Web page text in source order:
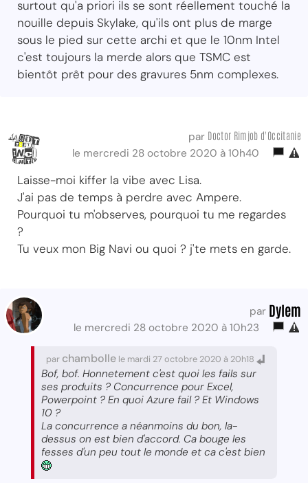
surtout qu'a priori ils se sont réellement touché la
nouille depuis Skylake, qu'ils ont plus de marge
sous le pied sur cette archi et que le 10nm Intel
c'est toujours la merde alors que TSMC est
bientôt prêt pour des gravures 5nm complexes.
par Doctor Rimjob d'Occitanie
le mercredi 28 octobre 2020 à 10h40
Laisse-moi kiffer la vibe avec Lisa.
J'ai pas de temps à perdre avec Ampere.
Pourquoi tu m'observes, pourquoi tu me regardes
?
Tu veux mon Big Navi ou quoi ? j'te mets en garde.
par Dylem
le mercredi 28 octobre 2020 à 10h23
par chambolle le mardi 27 octobre 2020 à 20h18
Bof, bof. Honnetement c'est quoi les fails sur
ses produits ? Concurrence pour Excel,
Powerpoint ? En quoi Azure fail ? Et Windows
10 ?
La concurrence a néanmoins du bon, la-
dessus on est bien d'accord. Ca bouge les
fesses d'un peu tout le monde et ca c'est bien